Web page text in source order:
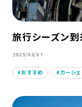
旅行シーズン到
2025/03/07
おすすめ カーシ